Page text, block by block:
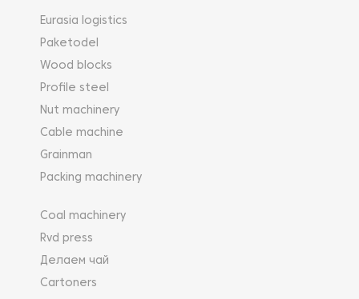
Eurasia logistics
Paketodel
Wood blocks
Profile steel
Nut machinery
Cable machine
Grainman
Packing machinery
Coal machinery
Rvd press
Делаем чай
Cartoners